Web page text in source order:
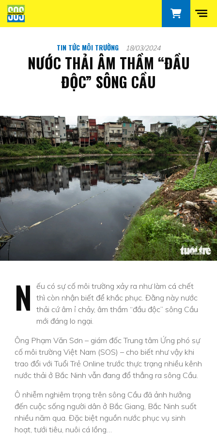
TIN TỨC MÔI TRƯỜNG 18/03/2024
NƯỚC THẢI ÂM THẦM “ĐẦU
ĐỘC” SÔNG CẦU
N
ếu có sự cố môi trường xảy ra như làm cá chết
thì còn nhận biết để khắc phục. Đằng này nước
thải cứ âm ỉ chảy, âm thầm “đầu độc” sông Cầu
mới đáng lo ngại.
Ông Phạm Văn Sơn – giám đốc Trung tâm Ứng phó sự
cố môi trường Việt Nam (SOS) – cho biết như vậy khi
trao đổi với Tuổi Trẻ Online trước thực trạng nhiều kênh
nước thải ở Bắc Ninh vẫn đang đổ thẳng ra sông Cầu.
Ô nhiễm nghiêm trọng trên sông Cầu đã ảnh hưởng
đến cuộc sống người dân ở Bắc Giang, Bắc Ninh suốt
nhiều năm qua. Đặc biệt nguồn nước phục vụ sinh
hoạt, tưới tiêu, nuôi cá lồng…